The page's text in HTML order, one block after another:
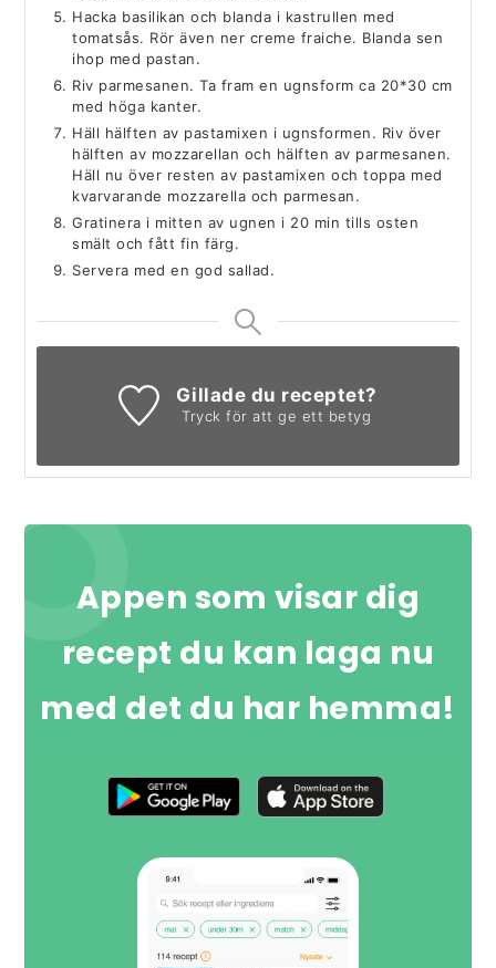
Hacka basilikan och blanda i kastrullen med
tomatsås. Rör även ner creme fraiche. Blanda sen
ihop med pastan.
Riv parmesanen. Ta fram en ugnsform ca 20*30 cm
med höga kanter.
Häll hälften av pastamixen i ugnsformen. Riv över
hälften av mozzarellan och hälften av parmesanen.
Häll nu över resten av pastamixen och toppa med
kvarvarande mozzarella och parmesan.
Gratinera i mitten av ugnen i 20 min tills osten
smält och fått fin färg.
Servera med en god sallad.
Gillade du receptet?
Tryck för att ge ett betyg
Appen som visar dig
recept du kan laga nu
med det du har hemma!